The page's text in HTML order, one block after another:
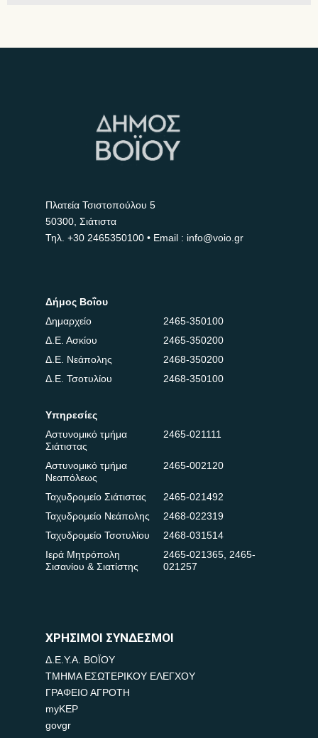
Πλατεία Τσιστοπούλου 5
50300, Σιάτιστα
Τηλ. +30 2465350100 • Email : info@voio.gr
Δήμος Βοΐου
Δημαρχείο
2465-350100
Δ.Ε. Ασκίου
2465-350200
Δ.Ε. Νεάπολης
2468-350200
Δ.Ε. Τσοτυλίου
2468-350100
Υπηρεσίες
Αστυνομικό τμήμα
Σιάτιστας
2465-021111
Αστυνομικό τμήμα
Νεαπόλεως
2465-002120
Ταχυδρομείο Σιάτιστας
2465-021492
Ταχυδρομείο Νεάπολης
2468-022319
Ταχυδρομείο Τσοτυλίου
2468-031514
Ιερά Μητρόπολη
Σισανίου & Σιατίστης
2465-021365, 2465-
021257
ΧΡΗΣΙΜΟΙ ΣΥΝΔΕΣΜΟΙ
Δ.Ε.Υ.Α. ΒΟΪΟΥ
ΤΜΗΜΑ ΕΣΩΤΕΡΙΚΟΥ ΕΛΕΓΧΟΥ
ΓΡΑΦΕΙΟ ΑΓΡΟΤΗ
myKEP
govgr